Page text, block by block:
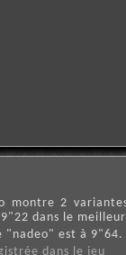
montre 2
dans le
"nadeo" est à 9"64.
dans le jeu